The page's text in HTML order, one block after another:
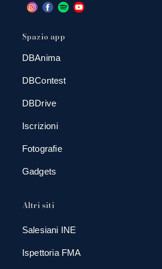
Spazio app
DBAnima
DBContest
DBDrive
Iscrizioni
Fotografie
Gadgets
Altri siti
Salesiani INE
Ispettoria FMA